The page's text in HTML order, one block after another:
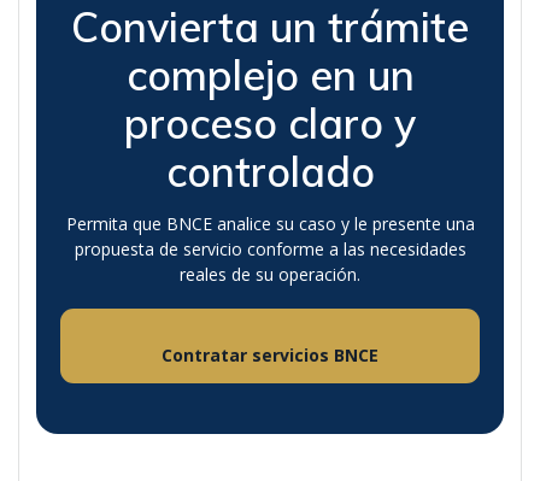
Convierta un trámite
complejo en un
proceso claro y
controlado
Permita que BNCE analice su caso y le presente una
propuesta de servicio conforme a las necesidades
reales de su operación.
Contratar servicios BNCE